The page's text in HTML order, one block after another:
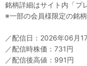
銘柄詳細はサイト内「プ
※一部の会員様限定の銘柄
／配信日：2026年06月
／配信時株価：731円
／配信後高値：991円